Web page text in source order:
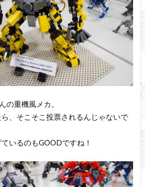
の重機風メカ。
、そこそこ投票されるんじゃないで
いるのもGOODですね！